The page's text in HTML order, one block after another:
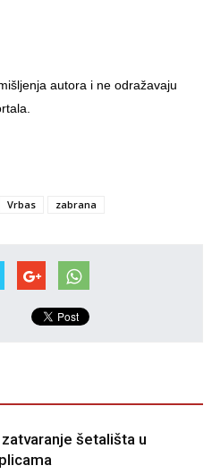
autora i ne odražavaju
Vrbas zabrana
šetališta u